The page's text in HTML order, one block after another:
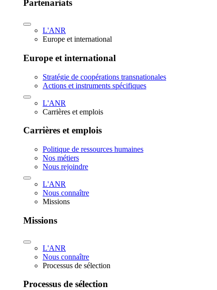
Partenariats
L'ANR
Europe et international
Europe et international
Stratégie de coopérations transnationales
Actions et instruments spécifiques
L'ANR
Carrières et emplois
Carrières et emplois
Politique de ressources humaines
Nos métiers
Nous rejoindre
L'ANR
Nous connaître
Missions
Missions
L'ANR
Nous connaître
Processus de sélection
Processus de sélection